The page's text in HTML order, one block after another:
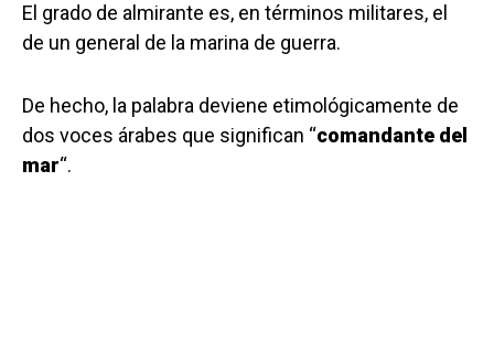
El grado de almirante es, en términos militares, el
de un general de la marina de guerra.
De hecho, la palabra deviene etimológicamente de
dos voces árabes que significan “comandante del
mar“.